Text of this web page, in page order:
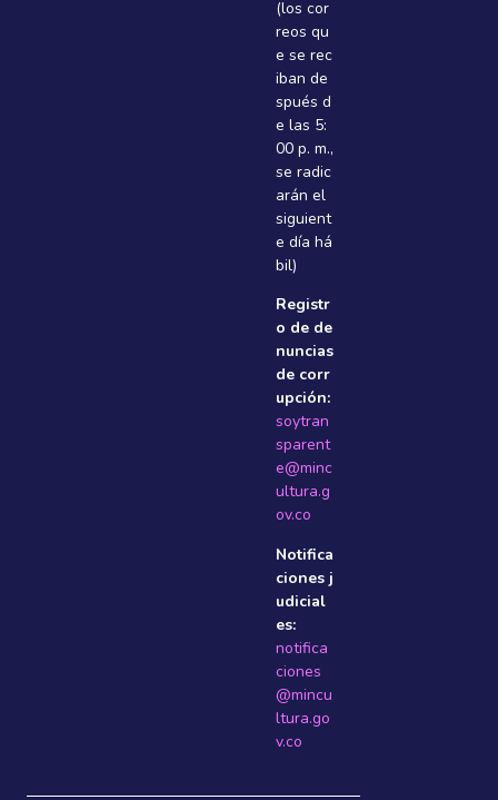
(los cor
reos qu
e se rec
iban de
spués d
e las 5:
00 p. m.,
se radic
arán el
siguient
e dí­a há
bil)
Registr
o de de
nuncias
de corr
upción:
soytran
sparent
e@minc
ultura.g
ov.co
Notifica
ciones j
udicial
es:
notifica
ciones
@mincu
ltura.go
v.co